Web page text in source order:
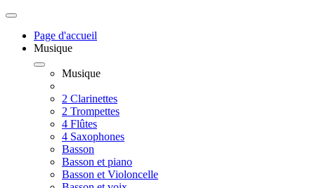
Page d'accueil
Musique
Musique
2 Clarinettes
2 Trompettes
4 Flûtes
4 Saxophones
Basson
Basson et piano
Basson et Violoncelle